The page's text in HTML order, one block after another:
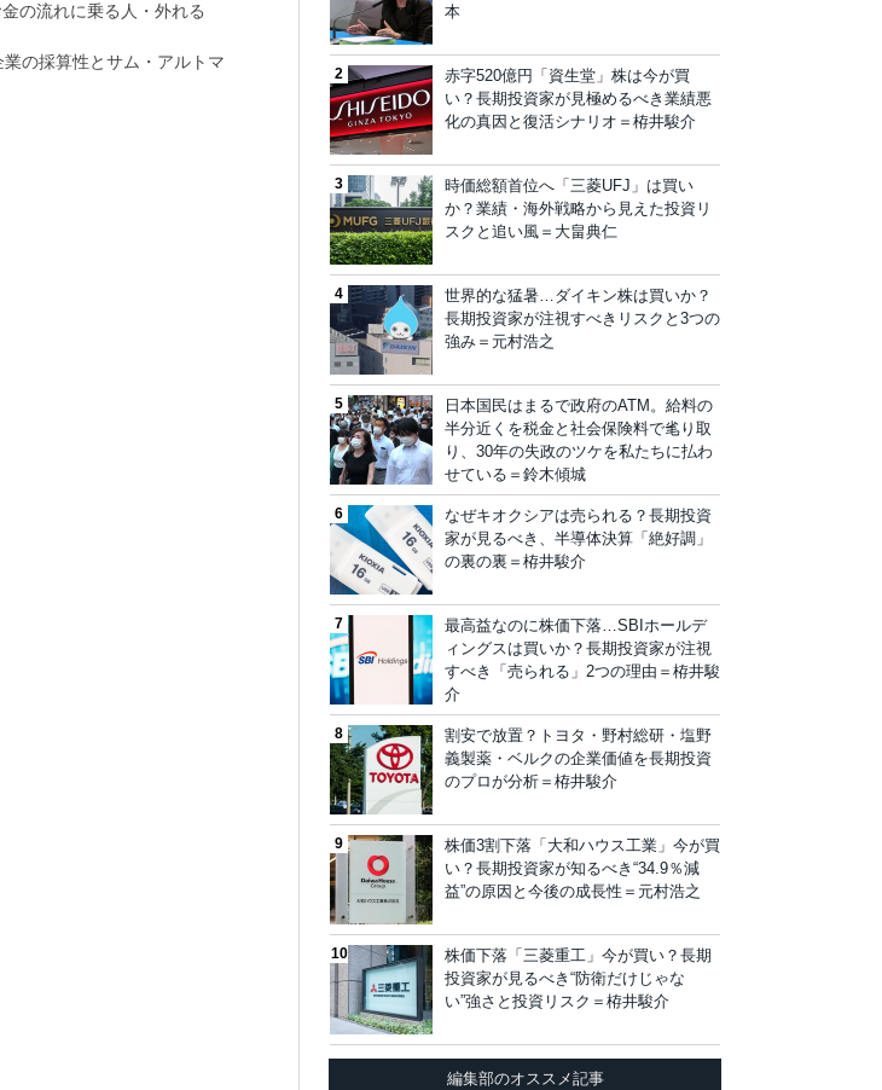
の流れに乗る人・外れる
の採算性とサム・アルトマ
本
赤字520億円「資生堂」株は今が買
い？長期投資家が見極めるべき業績悪
化の真因と復活シナリオ＝栫井駿介
時価総額首位へ「三菱UFJ」は買い
か？業績・海外戦略から見えた投資リ
スクと追い風＝大畠典仁
世界的な猛暑…ダイキン株は買いか？
長期投資家が注視すべきリスクと3つの
強み＝元村浩之
日本国民はまるで政府のATM。給料の
半分近くを税金と社会保険料で毟り取
り、30年の失政のツケを私たちに払わ
せている＝鈴木傾城
なぜキオクシアは売られる？長期投資
家が見るべき、半導体決算「絶好調」
の裏の裏＝栫井駿介
最高益なのに株価下落…SBIホールデ
ィングスは買いか？長期投資家が注視
すべき「売られる」2つの理由＝栫井駿
介
割安で放置？トヨタ・野村総研・塩野
義製薬・ベルクの企業価値を長期投資
のプロが分析＝栫井駿介
株価3割下落「大和ハウス工業」今が買
い？長期投資家が知るべき“34.9％減
益”の原因と今後の成長性＝元村浩之
株価下落「三菱重工」今が買い？長期
投資家が見るべき“防衛だけじゃな
い”強さと投資リスク＝栫井駿介
編集部のオススメ記事